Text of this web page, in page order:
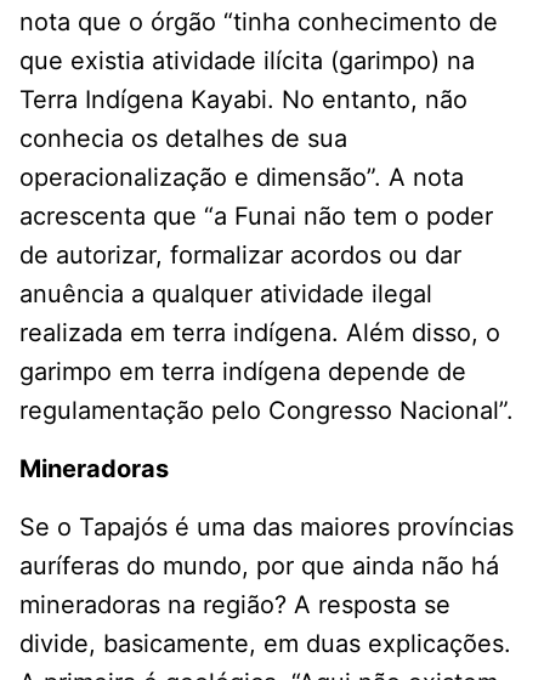
nota que o órgão “tinha conhecimento de
que existia atividade ilícita (garimpo) na
Terra Indígena Kayabi. No entanto, não
conhecia os detalhes de sua
operacionalização e dimensão”. A nota
acrescenta que “a Funai não tem o poder
de autorizar, formalizar acordos ou dar
anuência a qualquer atividade ilegal
realizada em terra indígena. Além disso, o
garimpo em terra indígena depende de
regulamentação pelo Congresso Nacional”.
Mineradoras
Se o Tapajós é uma das maiores províncias
auríferas do mundo, por que ainda não há
mineradoras na região? A resposta se
divide, basicamente, em duas explicações.